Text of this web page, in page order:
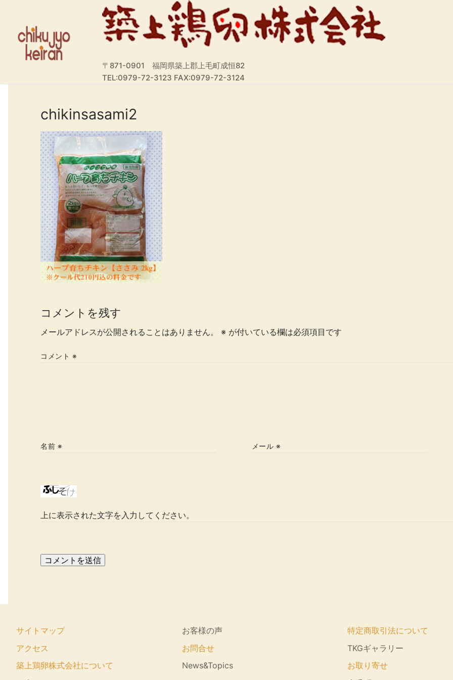
ス
〒871-0901 福岡県築上郡上毛町成恒82
TEL:0979-72-3123 FAX:0979-72-3124
chikinsasami2
コメントを残す
メールアドレスが公開されることはありません。 ※ が付いている欄は必須項目です
コメント ※
名前 ※ メール ※
上に表示された文字を入力してください。
サイトマップ
アクセス
築上鶏卵株式会社について
お客様の声
お問合せ
News&Topics
特定商取引法について
TKGギャラリー
お取り寄せ